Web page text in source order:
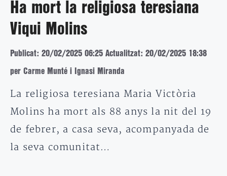
Ha mort la religiosa teresiana
Viqui Molins
Publicat: 20/02/2025 06:25 Actualitzat: 20/02/2025 18:38
per Carme Munté i Ignasi Miranda
La religiosa teresiana Maria Victòria
Molins ha mort als 88 anys la nit del 19
de febrer, a casa seva, acompanyada de
la seva comunitat…